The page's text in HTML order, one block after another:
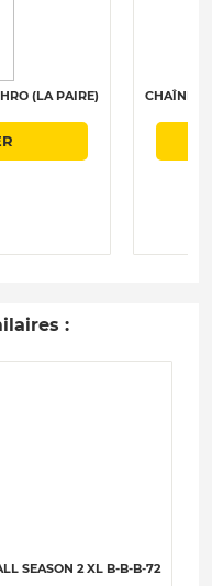
(LA PAIRE) CHAÎNES
:
SEASON 2 XL B-B-B-72